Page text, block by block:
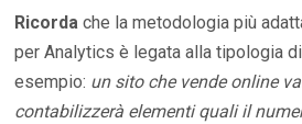
Ricordache la metodologia più
per Analytics è legata alla tipologia
esempio: un sito che vende online
contabilizzerà elementi quali il